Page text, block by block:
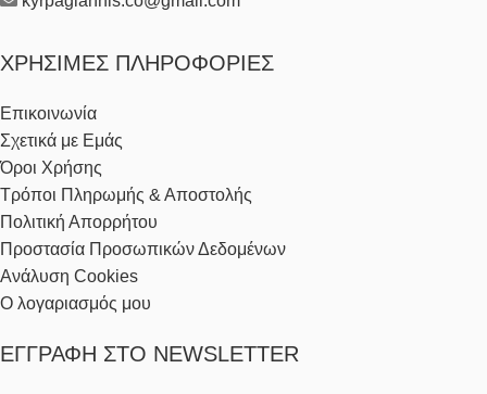
ΧΡΉΣΙΜΕΣ ΠΛΗΡΟΦΟΡΊΕΣ
Επικοινωνία
Σχετικά με Εμάς
Όροι Χρήσης
Τρόποι Πληρωμής & Αποστολής
Πολιτική Απορρήτου
Προστασία Προσωπικών Δεδομένων
Ανάλυση Cookies
Ο λογαριασμός μου
ΕΓΓΡΑΦΉ ΣΤΟ NEWSLETTER